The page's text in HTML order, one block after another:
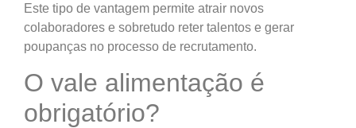
Este tipo de vantagem permite atrair novos
colaboradores e sobretudo reter talentos e gerar
poupanças no processo de recrutamento.
O vale alimentação é
obrigatório?